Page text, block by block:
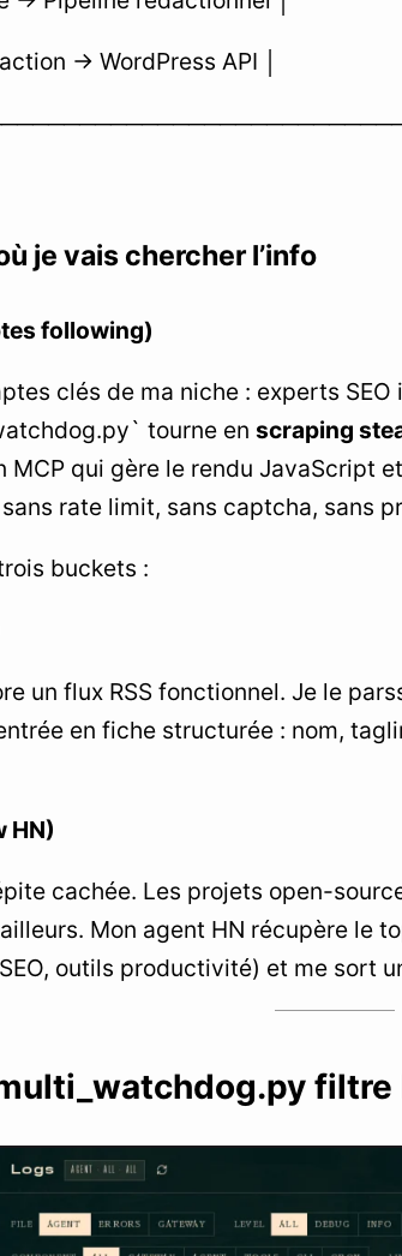
→ WordPress API │
je vais chercher l’info
following)
clés de ma niche : experts
tourne en scraping
MCP qui gère le rendu JavaScript
rate limit, sans captcha, sans
buckets :
un flux RSS fonctionnel. Je le
en fiche structurée : nom,
HN)
cachée. Les projets open-
Mon agent HN récupère le
outils productivité) et me sort